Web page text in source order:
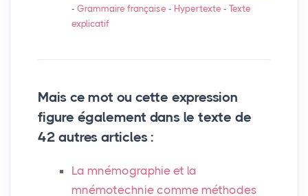
- Grammaire française - Hypertexte - Texte
explicatif
Mais ce mot ou cette expression
figure également dans le texte de
42 autres articles :
La mnémographie et la
mnémotechnie comme méthodes